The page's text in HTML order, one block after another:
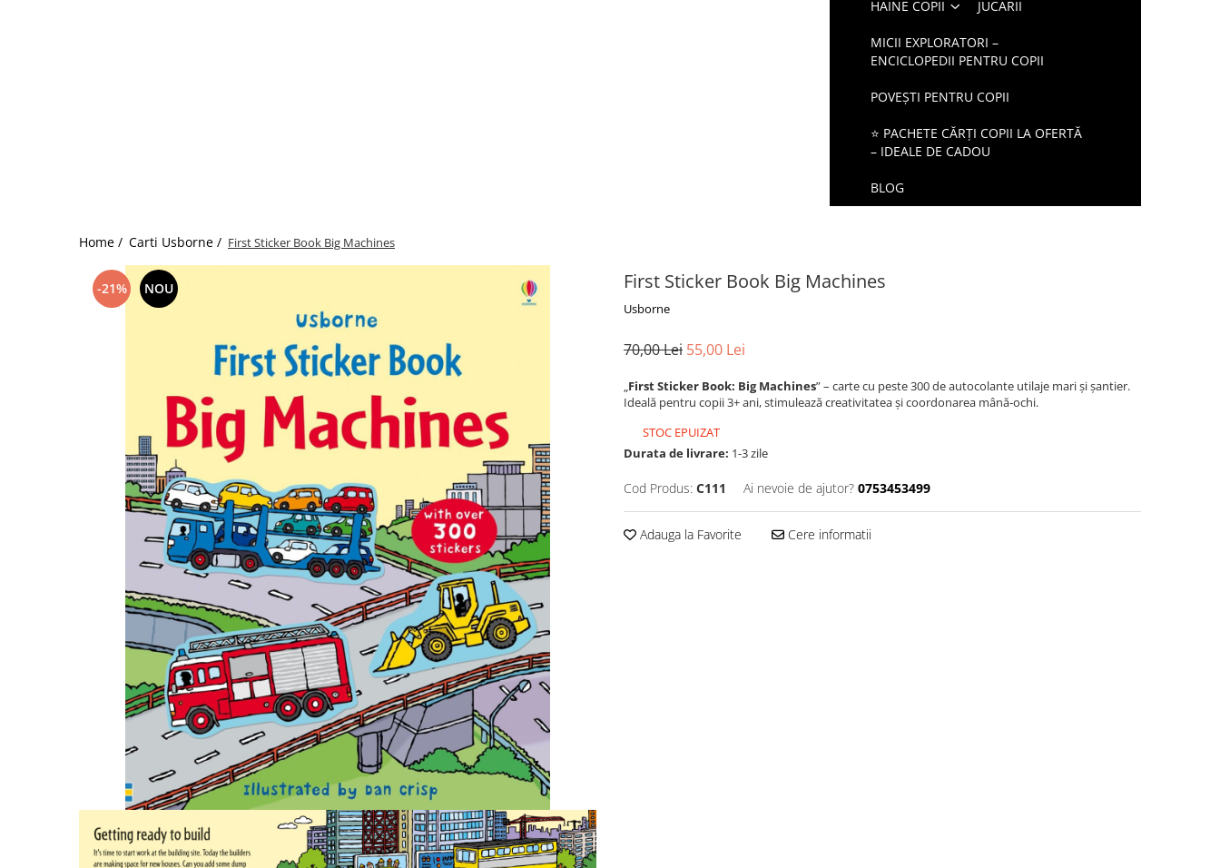
HAINE COPII JUCARII
MICII EXPLORATORI –
ENCICLOPEDII PENTRU COPII
POVEȘTI PENTRU COPII
⭐ PACHETE CĂRȚI COPII LA OFERTĂ
– IDEALE DE CADOU
BLOG
Home / Carti Usborne / First Sticker Book Big Machines
-21% NOU First Sticker Book Big Machines
Usborne
70,00 Lei 55,00 Lei
„First Sticker Book: Big Machines” – carte cu peste 300 de autocolante utilaje mari și șantier.
Ideală pentru copii 3+ ani, stimulează creativitatea și coordonarea mână‑ochi.
STOC EPUIZAT
Durata de livrare: 1-3 zile
Cod Produs: C111 Ai nevoie de ajutor? 0753453499
Adauga la Favorite Cere informatii